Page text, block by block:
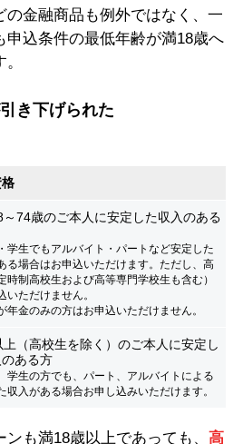
の金融商品も例外ではなく、一
申込条件の最低年齢が満18歳へ
き下げられた
～74歳のご本人に安定した収入のある
学生でもアルバイト・パートなど安定した
る場合はお申込いただけます。ただし、高
時制高校生および高等専門学校生も含む）
いただけません。
年金のみの方はお申込いただけません。
上（高校生を除く）のご本人に安定し
ある方
学生の方でも、パート、アルバイトによる
収入がある場合お申し込みいただけます。
も満18歳以上であっても、 高